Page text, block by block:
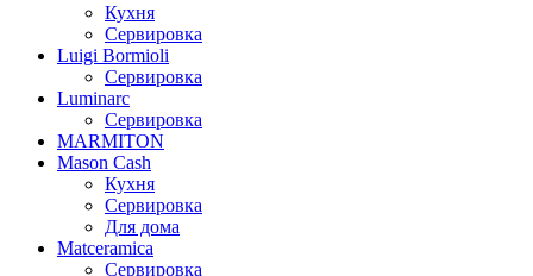
Кухня
Сервировка
Luigi Bormioli
Сервировка
Luminarc
Сервировка
MARMITON
Mason Cash
Кухня
Сервировка
Для дома
Matceramica
Сервировка